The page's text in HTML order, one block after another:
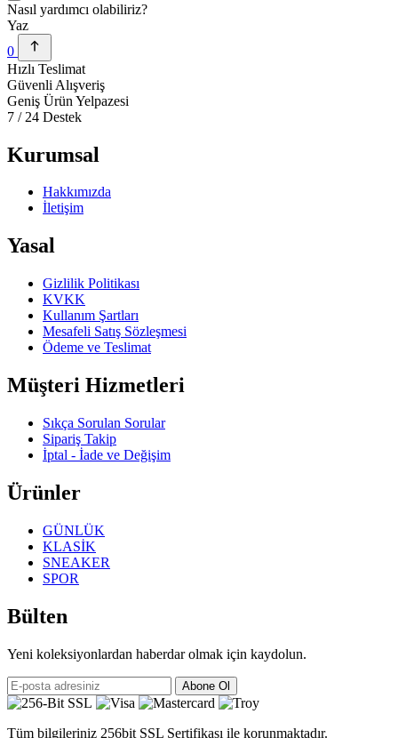
Nasıl yardımcı olabiliriz?
Yaz
0
Hızlı Teslimat
Güvenli Alışveriş
Geniş Ürün Yelpazesi
7 / 24 Destek
Kurumsal
Hakkımızda
İletişim
Yasal
Gizlilik Politikası
KVKK
Kullanım Şartları
Mesafeli Satış Sözleşmesi
Ödeme ve Teslimat
Müşteri Hizmetleri
Sıkça Sorulan Sorular
Sipariş Takip
İptal - İade ve Değişim
Ürünler
GÜNLÜK
KLASİK
SNEAKER
SPOR
Bülten
Yeni koleksiyonlardan haberdar olmak için kaydolun.
Abone Ol
Tüm bilgileriniz 256bit SSL Sertifikası ile korunmaktadır.